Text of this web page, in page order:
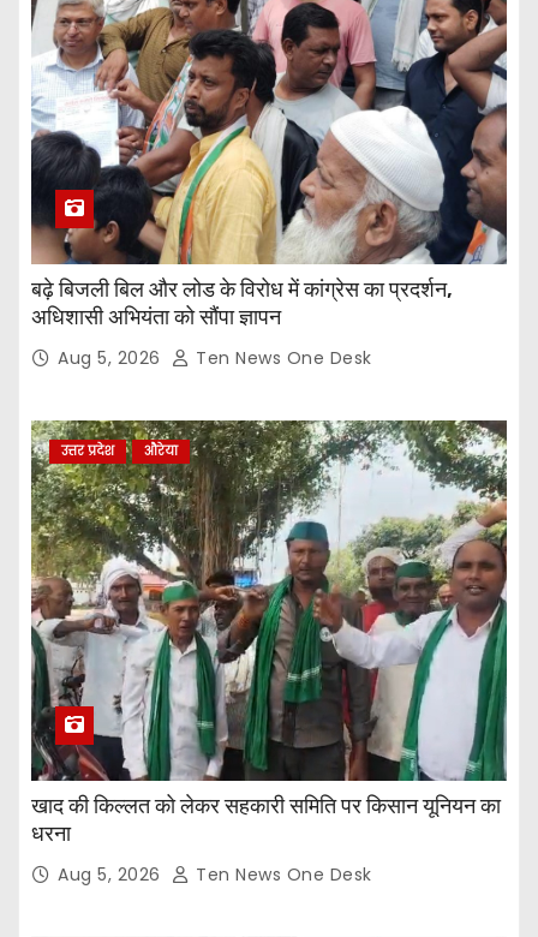
बढ़े बिजली बिल और लोड के विरोध में कांग्रेस का प्रदर्शन,
अधिशासी अभियंता को सौंपा ज्ञापन
Aug 5, 2026 Ten News One Desk
उत्तर प्रदेश औरेया
खाद की किल्लत को लेकर सहकारी समिति पर किसान यूनियन का
धरना
Aug 5, 2026 Ten News One Desk